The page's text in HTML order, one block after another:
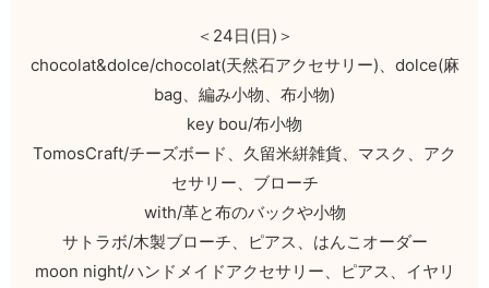
＜24日(日)＞
chocolat&dolce/chocolat(天然石アクセサリー)、dolce(麻
bag、編み小物、布小物)
key bou/布小物
TomosCraft/チーズボード、久留米絣雑貨、マスク、アク
セサリー、ブローチ
with/革と布のバックや小物
サトラボ/木製ブローチ、ピアス、はんこオーダー
moon night/ハンドメイドアクセサリー、ピアス、イヤリ